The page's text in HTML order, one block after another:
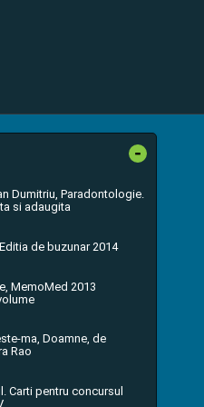
-
Dumitriu, Paradontologie.
si adaugita
de buzunar 2014
MemoMed 2013
ma, Doamne, de
Rao
Carti pentru concursul